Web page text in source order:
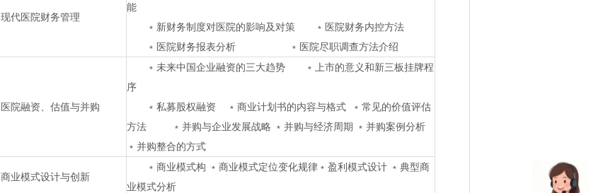
现代医院财务管理
能
﹡新财务制度对医院的影响及对策 ﹡医院财务内控方法
﹡医院财务报表分析 ﹡医院尽职调查方法介绍
医院融资、估值与并购
﹡未来中国企业融资的三大趋势 ﹡上市的意义和新三板挂牌程
序
﹡私募股权融资 ﹡商业计划书的内容与格式 ﹡常见的价值评估
方法 ﹡并购与企业发展战略 ﹡并购与经济周期 ﹡并购案例分析
﹡并购整合的方式
商业模式设计与创新
﹡商业模式构 ﹡商业模式定位变化规律﹡盈利模式设计 ﹡典型商
业模式分析